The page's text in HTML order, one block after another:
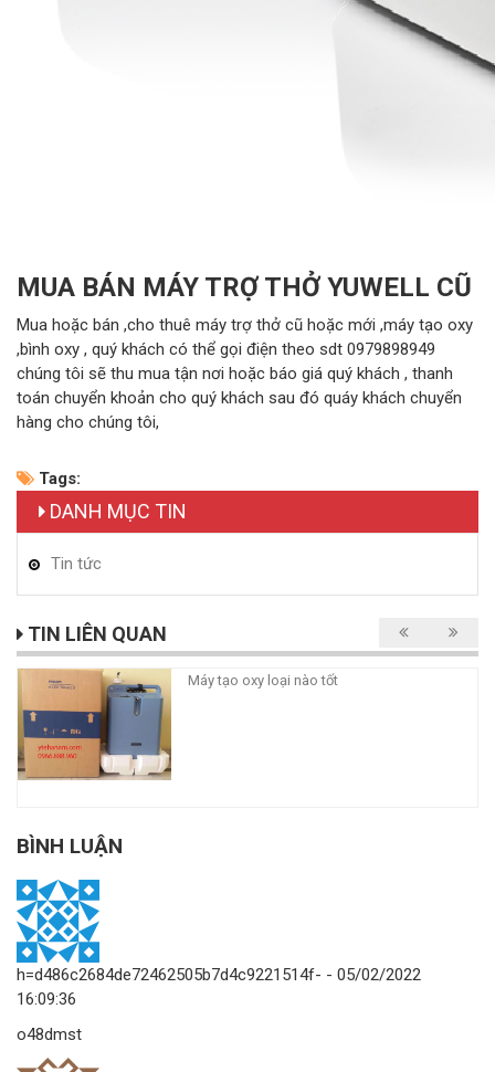
MUA BÁN MÁY TRỢ THỞ YUWELL CŨ
Mua hoặc bán ,cho thuê máy trợ thở cũ hoặc mới ,máy tạo oxy
,bình oxy , quý khách có thể gọi điện theo sdt 0979898949
chúng tôi sẽ thu mua tận nơi hoặc báo giá quý khách , thanh
toán chuyển khoản cho quý khách sau đó quáy khách chuyển
hàng cho chúng tôi,
Tags:
DANH MỤC TIN
Tin tức
TIN LIÊN QUAN
Máy tạo oxy loại nào tốt
BÌNH LUẬN
h=d486c2684de72462505b7d4c9221514f- - 05/02/2022
16:09:36
o48dmst